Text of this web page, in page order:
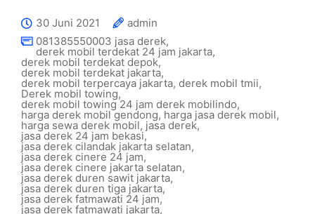
30 Juni 2021
admin
081385550003 jasa derek,
derek mobil terdekat 24 jam jakarta,
derek mobil terdekat depok,
derek mobil terdekat jakarta,
derek mobil terpercaya jakarta, derek mobil tmii,
Derek mobil towing,
derek mobil towing 24 jam derek mobilindo,
harga derek mobil gendong, harga jasa derek mobil,
harga sewa derek mobil, jasa derek,
jasa derek 24 jam bekasi,
jasa derek cilandak jakarta selatan,
jasa derek cinere 24 jam,
jasa derek cinere jakarta selatan,
jasa derek duren sawit jakarta,
jasa derek duren tiga jakarta,
jasa derek fatmawati 24 jam,
jasa derek fatmawati jakarta,